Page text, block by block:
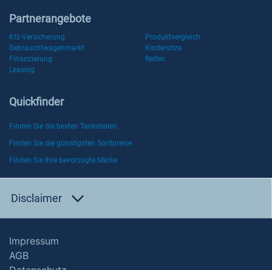
Partnerangebote
Kfz-Versicherung
Produktvergleich
Gebrauchtwagenmarkt
Kindersitze
Finanzierung
Reifen
Leasing
Quickfinder
Finden Sie die besten Tankstellen
Finden Sie die günstigsten Spritpreise
Finden Sie Ihre bevorzugte Marke
Disclaimer
Impressum
AGB